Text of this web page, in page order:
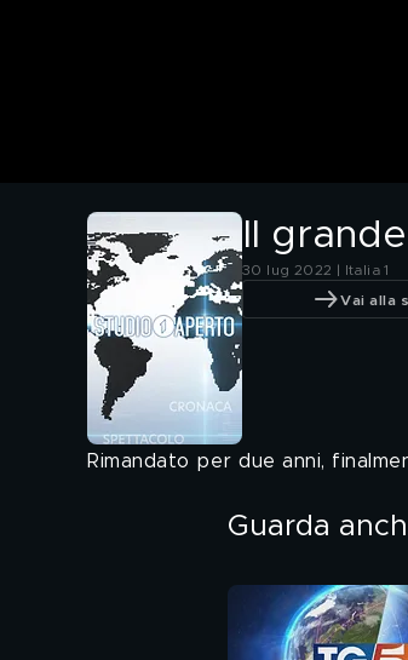
Il
30 lug 2022 | Italia 1
Vai alla
Rimandato per due anni,
Guarda